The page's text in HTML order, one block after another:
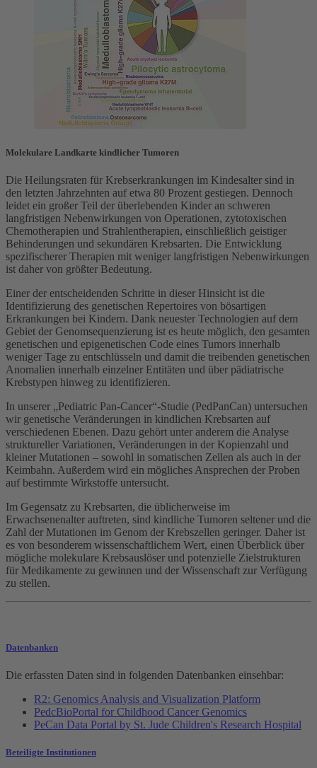
Molekulare Landkarte kindlicher Tumoren
Die Heilungsraten für Krebserkrankungen im Kindesalter sind in
den letzten Jahrzehnten auf etwa 80 Prozent gestiegen. Dennoch
leidet ein großer Teil der überlebenden Kinder an schweren
langfristigen Nebenwirkungen von Operationen, zytotoxischen
Chemotherapien und Strahlentherapien, einschließlich geistiger
Behinderungen und sekundären Krebsarten. Die Entwicklung
spezifischerer Therapien mit weniger langfristigen Nebenwirkungen
ist daher von größter Bedeutung.
Einer der entscheidenden Schritte in dieser Hinsicht ist die
Identifizierung des genetischen Repertoires von bösartigen
Erkrankungen bei Kindern. Dank neuester Technologien auf dem
Gebiet der Genomsequenzierung ist es heute möglich, den gesamten
genetischen und epigenetischen Code eines Tumors innerhalb
weniger Tage zu entschlüsseln und damit die treibenden genetischen
Anomalien innerhalb einzelner Entitäten und über pädiatrische
Krebstypen hinweg zu identifizieren.
In unserer „Pediatric Pan-Cancer“-Studie (PedPanCan) untersuchen
wir genetische Veränderungen in kindlichen Krebsarten auf
verschiedenen Ebenen. Dazu gehört unter anderem die Analyse
struktureller Variationen, Veränderungen in der Kopienzahl und
kleiner Mutationen – sowohl in somatischen Zellen als auch in der
Keimbahn. Außerdem wird ein mögliches Ansprechen der Proben
auf bestimmte Wirkstoffe untersucht.
Im Gegensatz zu Krebsarten, die üblicherweise im
Erwachsenenalter auftreten, sind kindliche Tumoren seltener und die
Zahl der Mutationen im Genom der Krebszellen geringer. Daher ist
es von besonderem wissenschaftlichem Wert, einen Überblick über
mögliche molekulare Krebsauslöser und potenzielle Zielstrukturen
für Medikamente zu gewinnen und der Wissenschaft zur Verfügung
zu stellen.
Datenbanken
Die erfassten Daten sind in folgenden Datenbanken einsehbar:
R2: Genomics Analysis and Visualization Platform
PedcBioPortal for Childhood Cancer Genomics
PeCan Data Portal by St. Jude Children's Research Hospital
Beteiligte Institutionen